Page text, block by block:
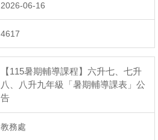
2026-06-16
4617
【115暑期輔導課程】六升七、七升
八、八升九年級「暑期輔導課表」公
告
教務處